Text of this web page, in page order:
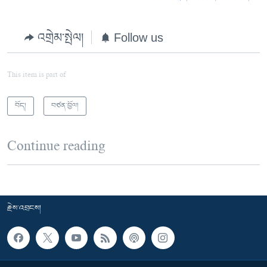
འགྲེམ་སྤེལ། Follow us
This item is part of
བོད། བཙན་བྱོལ།
Continue reading
རྗེས་འབྲངས།